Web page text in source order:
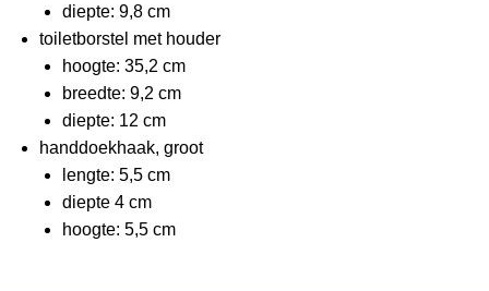
diepte: 9,8 cm
toiletborstel met houder
hoogte: 35,2 cm
breedte: 9,2 cm
diepte: 12 cm
handdoekhaak, groot
lengte: 5,5 cm
diepte 4 cm
hoogte: 5,5 cm